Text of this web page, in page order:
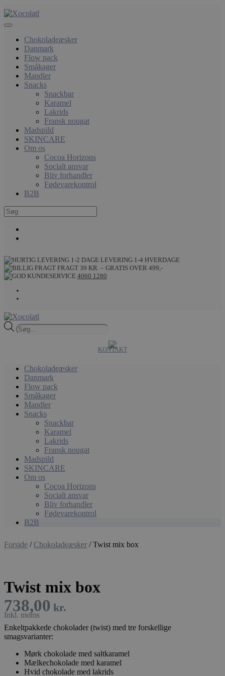
Chokoladeæsker
Danmark
Flow pack
Småkager
Mandler
Snacks
Snackbar
Karamel
Lakrids
Fransk nougat
Madspild
SKINCARE
Om os
Cocoa Horizons
Socialt ansvar
Bliv forhandler
Fødevarekontrol
B2B
LEVERING 1-4 HVERDAGE
FRAGT 39 KR. – GRATIS OVER 499,-
4060 1280
Products
search
KONTAKT
Chokoladeæsker
Danmark
Flow pack
Småkager
Mandler
Snacks
Snackbar
Karamel
Lakrids
Fransk nougat
Madspild
SKINCARE
Om os
Cocoa Horizons
Socialt ansvar
Bliv forhandler
Fødevarekontrol
B2B
Forside / Chokoladeæsker / Twist mix box
Twist mix box
738,00 kr.
Enkeltpakkede chokolader (twist) med tre forskellige
smagsvarianter:
Mørk chokolade med saltkaramel
Mælkechokolade med karamel
Hvid chokolade med lakrids